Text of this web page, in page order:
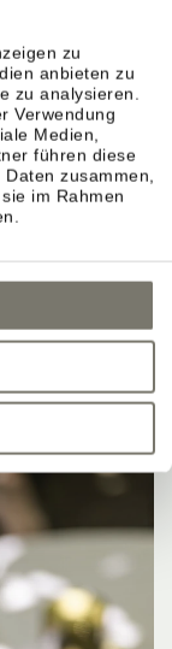
zu
anbieten zu
zu analysieren.
Verwendung
Medien,
führen diese
zusammen,
im Rahmen